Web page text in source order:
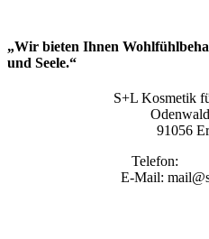
„Wir bieten Ihnen
und Seele.“
S+L Kosmetik
91056
Telefon:
E-Mail: